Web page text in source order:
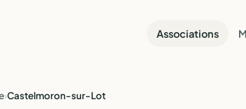
Associations
›Castelmoron-sur-Lot